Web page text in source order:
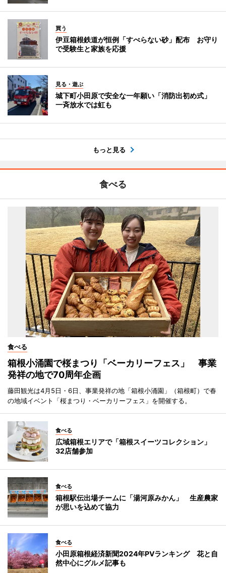
買う
伊豆箱根鉄道が恒例「すべらない砂」配布 お守り
で受験生と家族を応援
見る・遊ぶ
城下町小田原で安全な一年願い「消防出初め式」
一斉放水では虹も
もっと見る
食べる
食べる
箱根小涌園で桜まつり「ベーカリーフェス」 事業
発祥の地で70周年企画
藤田観光は4月5日・6日、事業発祥の地「箱根小涌園」（箱根町）で春
の地域イベント「桜まつり・ベーカリーフェス」を開催する。
食べる
広域箱根エリアで「箱根スイーツコレクション」
32店舗参加
食べる
箱根駅伝出場チームに「湯河原みかん」 生産農家
が思いを込めて協力
食べる
小田原箱根経済新聞2024年PVランキング 花と自
然中心にグルメ記事も